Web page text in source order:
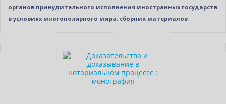
органов принудительного исполнения иностранных государств
в условиях многополярного мира: сборник материалов